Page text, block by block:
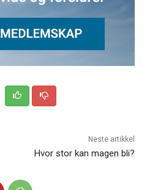
Neste artikkel
Hvor stor kan magen bli?